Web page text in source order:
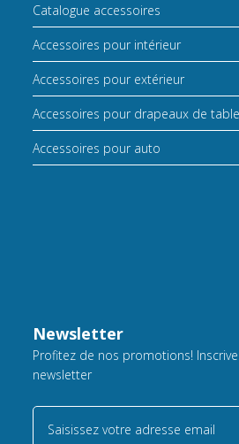
Catalogue accessoires
Accessoires pour intérieur
Accessoires pour extérieur
Accessoires pour drapeaux de table
Accessoires pour auto
Newsletter
Profitez de nos promotions!
newsletter
Saisissez votre adresse email